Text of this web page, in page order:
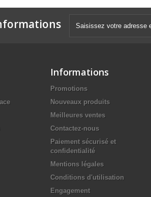
Informations
Promotions
Nouveaux produits
Meilleures ventes
Contactez-nous
Paiement sécurisé et
confidentialité
Mentions légales
Conditions d'utilisation
Engagement